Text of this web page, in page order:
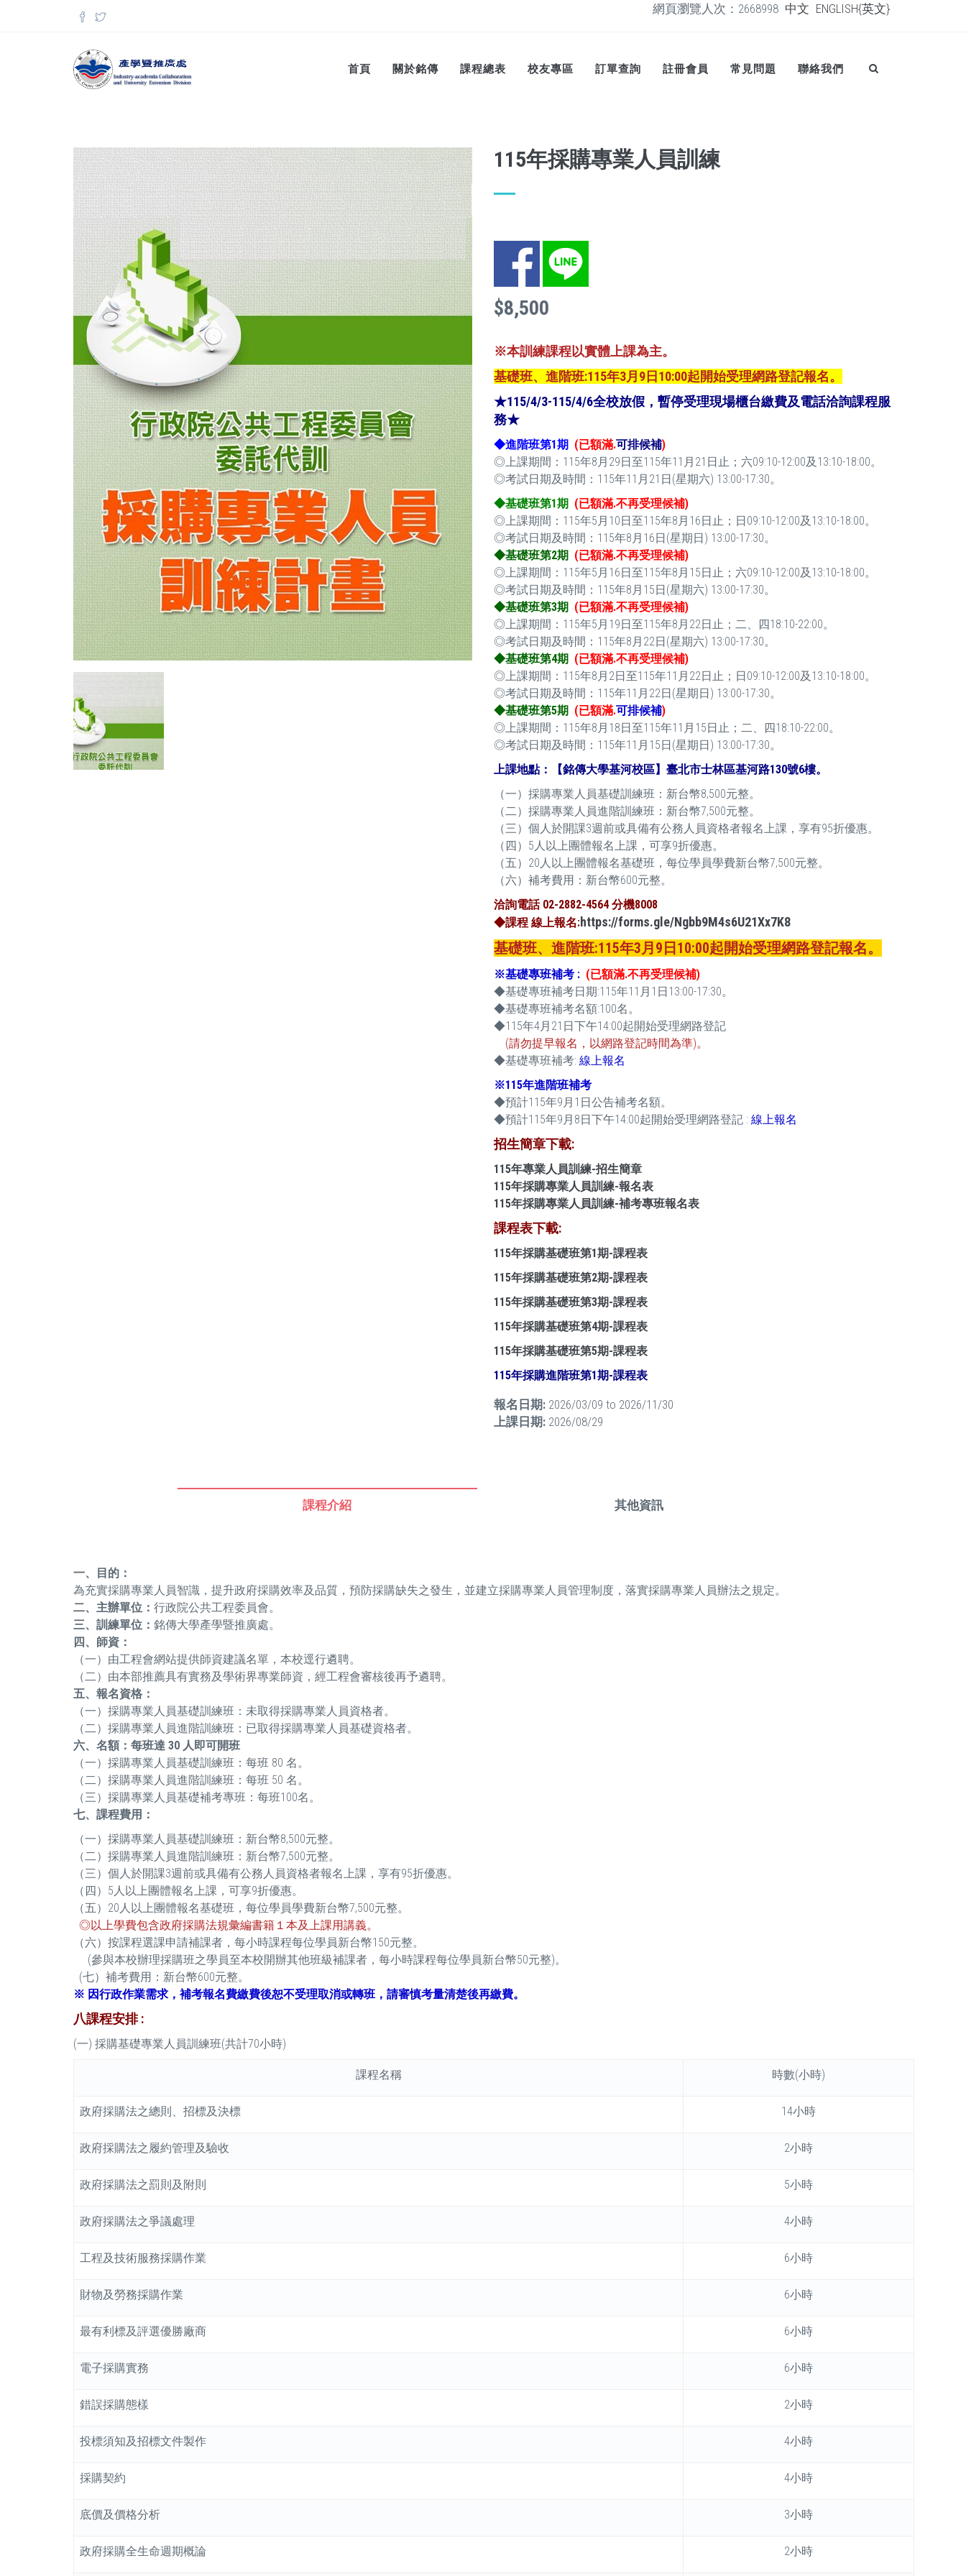
網頁瀏覽人次：2668998 中文 ENGLISH{英文}
搜尋表單
首頁 關於銘傳 課程總表 校友專區 訂單查詢 註冊會員 常見問題 聯絡我們
115年採購專業人員訓練
Facebook LINE
$8,500
※本訓練課程以實體上課為主。
基礎班、進階班:115年3月9日10:00起開始受理網路登記報名。
★115/4/3-115/4/6全校放假，暫停受理現場櫃台繳費及電話洽詢課程服
務★
◆進階班第1期 (已額滿.可排候補)
◎上課期間：115年8月29日至115年11月21日止；六09:10-12:00及13:10-18:00。
◎考試日期及時間：115年11月21日(星期六) 13:00-17:30。
◆基礎班第1期 (已額滿.不再受理候補)
◎上課期間：115年5月10日至115年8月16日止；日09:10-12:00及13:10-18:00。
◎考試日期及時間：115年8月16日(星期日) 13:00-17:30。
◆基礎班第2期 (已額滿.不再受理候補)
◎上課期間：115年5月16日至115年8月15日止；六09:10-12:00及13:10-18:00。
◎考試日期及時間：115年8月15日(星期六) 13:00-17:30。
◆基礎班第3期 (已額滿.不再受理候補)
◎上課期間：115年5月19日至115年8月22日止；二、四18:10-22:00。
◎考試日期及時間：115年8月22日(星期六) 13:00-17:30。
◆基礎班第4期 (已額滿.不再受理候補)
◎上課期間：115年8月2日至115年11月22日止；日09:10-12:00及13:10-18:00。
◎考試日期及時間：115年11月22日(星期日) 13:00-17:30。
◆基礎班第5期 (已額滿.可排候補)
◎上課期間：115年8月18日至115年11月15日止；二、四18:10-22:00。
◎考試日期及時間：115年11月15日(星期日) 13:00-17:30。
上課地點：【銘傳大學基河校區】臺北市士林區基河路130號6樓。
（一）採購專業人員基礎訓練班：新台幣8,500元整。
（二）採購專業人員進階訓練班：新台幣7,500元整。
（三）個人於開課3週前或具備有公務人員資格者報名上課，享有95折優惠。
（四）5人以上團體報名上課，可享9折優惠。
（五）20人以上團體報名基礎班，每位學員學費新台幣7,500元整。
（六）補考費用：新台幣600元整。
洽詢電話 02-2882-4564 分機8008
◆課程 線上報名:https://forms.gle/Ngbb9M4s6U21Xx7K8
基礎班、進階班:115年3月9日10:00起開始受理網路登記報名。
※基礎專班補考 : (已額滿.不再受理候補)
◆基礎專班補考日期:115年11月1日13:00-17:30。
◆基礎專班補考名額:100名。
◆115年4月21日下午14:00起開始受理網路登記
(請勿提早報名，以網路登記時間為準)。
◆基礎專班補考: 線上報名
※115年進階班補考
◆預計115年9月1日公告補考名額。
◆預計115年9月8日下午14:00起開始受理網路登記 : 線上報名
招生簡章下載:
115年專業人員訓練-招生簡章
115年採購專業人員訓練-報名表
115年採購專業人員訓練-補考專班報名表
課程表下載:
115年採購基礎班第1期-課程表
115年採購基礎班第2期-課程表
115年採購基礎班第3期-課程表
115年採購基礎班第4期-課程表
115年採購基礎班第5期-課程表
115年採購進階班第1期-課程表
報名日期: 2026/03/09 to 2026/11/30
上課日期: 2026/08/29
課程介紹 其他資訊
一、目的：
為充實採購專業人員智識，提升政府採購效率及品質，預防採購缺失之發生，並建立採購專業人員管理制度，落實採購專業人員辦法之規定。
二、主辦單位： 行政院公共工程委員會。
三、訓練單位： 銘傳大學產學暨推廣處。
四、師資：
（一）由工程會網站提供師資建議名單，本校逕行遴聘。
（二）由本部推薦具有實務及學術界專業師資，經工程會審核後再予遴聘。
五、報名資格：
（一）採購專業人員基礎訓練班：未取得採購專業人員資格者。
（二）採購專業人員進階訓練班：已取得採購專業人員基礎資格者。
六、名額：每班達 30 人即可開班
（一）採購專業人員基礎訓練班：每班 80 名。
（二）採購專業人員進階訓練班：每班 50 名。
（三）採購專業人員基礎補考專班：每班100名。
七、課程費用：
（一）採購專業人員基礎訓練班：新台幣8,500元整。
（二）採購專業人員進階訓練班：新台幣7,500元整。
（三）個人於開課3週前或具備有公務人員資格者報名上課，享有95折優惠。
（四）5人以上團體報名上課，可享9折優惠。
（五）20人以上團體報名基礎班，每位學員學費新台幣7,500元整。
◎以上學費包含政府採購法規彙編書籍１本及上課用講義。
（六）按課程選課申請補課者，每小時課程每位學員新台幣150元整。
(參與本校辦理採購班之學員至本校開辦其他班級補課者，每小時課程每位學員新台幣50元整)。
(七）補考費用：新台幣600元整。
※ 因行政作業需求，補考報名費繳費後恕不受理取消或轉班，請審慎考量清楚後再繳費。
八課程安排 :
(一) 採購基礎專業人員訓練班(共計70小時)
課程名稱 時數(小時)
政府採購法之總則、招標及決標 14小時
政府採購法之履約管理及驗收 2小時
政府採購法之罰則及附則 5小時
政府採購法之爭議處理 4小時
工程及技術服務採購作業 6小時
財物及勞務採購作業 6小時
最有利標及評選優勝廠商 6小時
電子採購實務 6小時
錯誤採購態樣 2小時
投標須知及招標文件製作 4小時
採購契約 4小時
底價及價格分析 3小時
政府採購全生命週期概論 2小時